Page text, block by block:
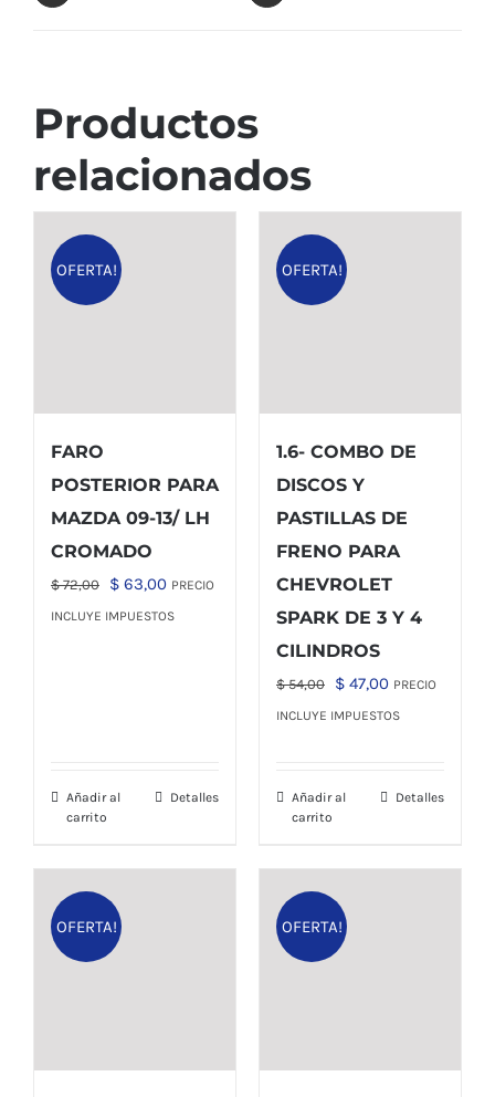
Productos
relacionados
OFERTA!
FARO
POSTERIOR PARA
MAZDA 09-13/ LH
CROMADO
$72,00
El
precio
$ 63,00El
precio
PRECIO
INCLUYE IMPUESTOS
Añadir al
carrito
Detalles
OFERTA!
1.6- COMBO DE
DISCOS Y
PASTILLAS DE
FRENO PARA
CHEVROLET
SPARK DE 3 Y 4
CILINDROS
$54,00
El
precio
$ 54,00.
$ 47,00El
precio
$ 47,00.
PRECIO
INCLUYE IMPUESTOS
Añadir al
carrito
Detalles
OFERTA! OFERTA!